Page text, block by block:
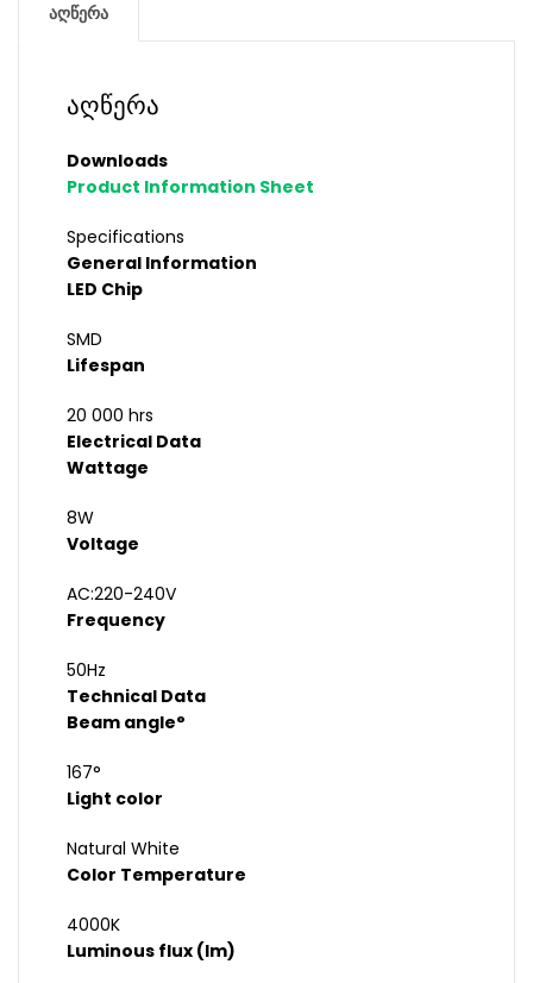
აღწერა
აღწერა
Downloads
Product Information Sheet
Specifications
General Information
LED Chip
SMD
Lifespan
20 000 hrs
Electrical Data
Wattage
8W
Voltage
AC:220-240V
Frequency
50Hz
Technical Data
Beam angle°
167°
Light color
Natural White
Color Temperature
4000K
Luminous flux (lm)